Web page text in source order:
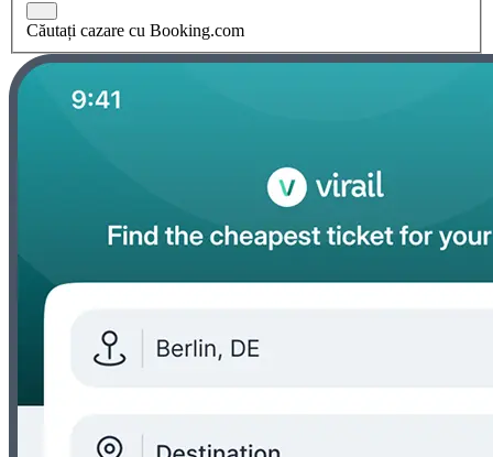
Căutați cazare cu Booking.com